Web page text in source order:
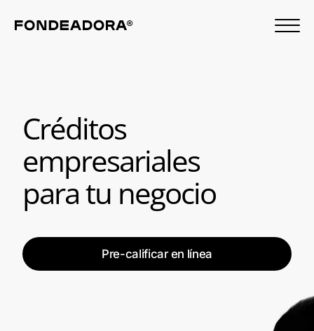
Créditos
empresariales
para tu negocio
Pre-calificar en línea